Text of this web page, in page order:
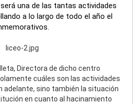
una de las tantas actividades
a lo largo de todo el año el
Directora de dicho centro
cuáles son las actividades
adelante, sino también la situación
en cuanto al hacinamiento